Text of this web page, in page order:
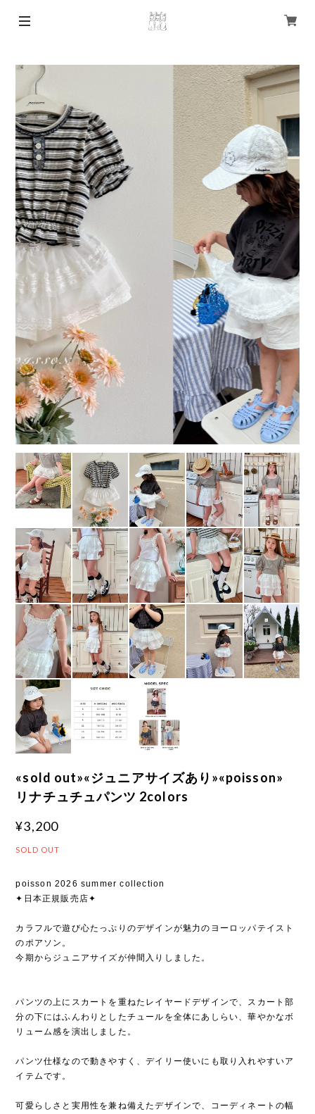
«sold out»«ジュニアサイズあり»«poisson»
リナチュチュパンツ 2colors
¥3,200
SOLD OUT
poisson 2026 summer collection
✦日本正規販売店✦
カラフルで遊び心たっぷりのデザインが魅力のヨーロッパテイスト
のポアソン。
今期からジュニアサイズが仲間入りしました。
パンツの上にスカートを重ねたレイヤードデザインで、スカート部
分の下にはふんわりとしたチュールを全体にあしらい、華やかなボ
リューム感を演出しました。
パンツ仕様なので動きやすく、デイリー使いにも取り入れやすいア
イテムです。
可愛らしさと実用性を兼ね備えたデザインで、コーディネートの幅